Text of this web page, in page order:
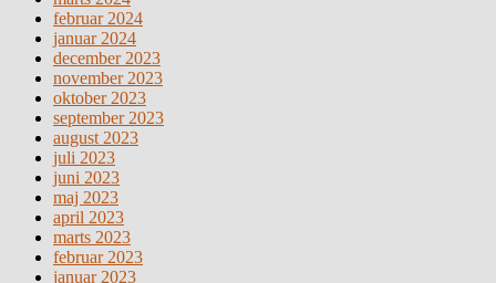
februar 2024
januar 2024
december 2023
november 2023
oktober 2023
september 2023
august 2023
juli 2023
juni 2023
maj 2023
april 2023
marts 2023
februar 2023
januar 2023